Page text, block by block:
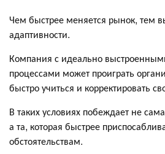
Чем быстрее меняется рынок, тем
адаптивности.
Компания с идеально
процессами может проиграть
быстро учиться и корректировать
В таких условиях побеждает не
а та, которая быстрее
обстоятельствам.